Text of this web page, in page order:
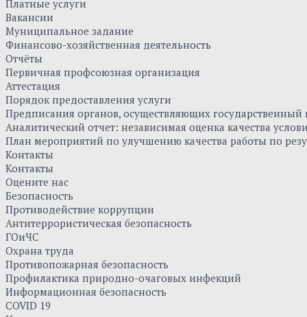
Платные услуги
Вакансии
Муниципальное задание
Финансово-хозяйственная деятельность
Отчёты
Первичная профсоюзная организация
Аттестация
Порядок предоставления услуги
Предписания органов, осуществляющих
Аналитический отчет: независимая оценка качества
План мероприятий по улучшению качества работы по
Контакты
Контакты
Оцените нас
Безопасность
Противодействие коррупции
Антитеррористическая безопасность
ГОиЧС
Охрана труда
Противопожарная безопасность
Профилактика природно-очаговых инфекций
Информационная безопасность
COVID 19